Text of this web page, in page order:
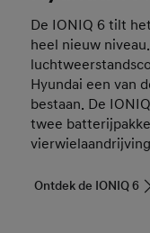
De IONIQ 6 tilt
heel nieuw
Hyundai een van
bestaan. De
twee
Ontdek de IONIQ 6